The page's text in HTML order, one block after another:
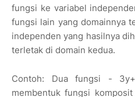
fungsi ke variabel
fungsi lain yang domainnya
independen yang hasilnya
terletak di domain kedua.
Contoh: Dua fungsi -
membentuk fungsi